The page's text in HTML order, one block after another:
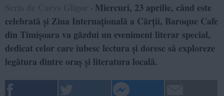
- Miercuri, 23 aprilie, când este
celebrată și Ziua Internațională a Cărții, Baroque Cafe
din Timișoara va găzdui un eveniment literar special,
dedicat celor care iubesc lectura și doresc să exploreze
legătura dintre oraș și literatura locală.